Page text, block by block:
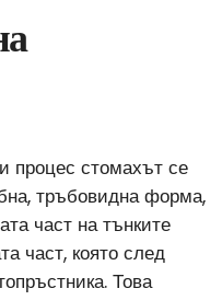
процес стомахът се
тръбовидна форма,
част на тънките
част, която след
Това